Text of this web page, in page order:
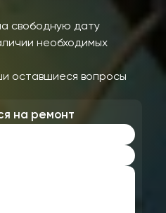
свободную дату
необходимых
оставшиеся вопросы
на ремонт